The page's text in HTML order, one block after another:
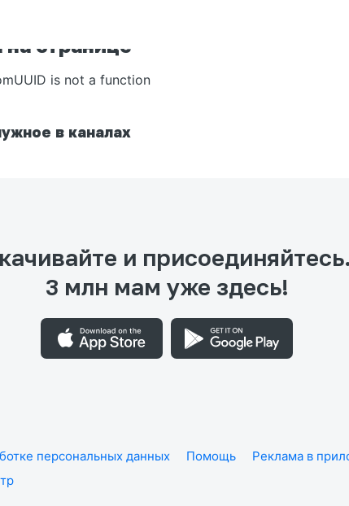
странице
is not a function
в каналах
и присоединяйтесь.
3 млн мам уже здесь!
персональных данных Помощь Реклама в